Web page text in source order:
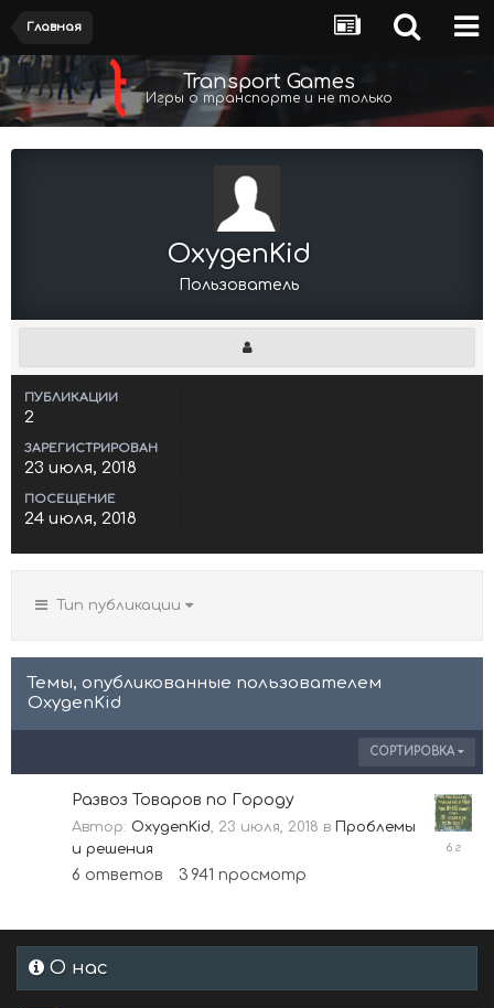
Главная
Transport Games
Игры о транспорте и не только
OxygenKid
Пользователь
ПУБЛИКАЦИИ
2
ЗАРЕГИСТРИРОВАН
23 июля, 2018
ПОСЕЩЕНИЕ
24 июля, 2018
Тип публикации
Темы, опубликованные пользователем
OxygenKid
СОРТИРОВКА
Развоз Товаров по Городу
Автор: OxygenKid, 23 июля, 2018 в
Проблемы
и решения
6 ответов 3 941 просмотр
28
О нас